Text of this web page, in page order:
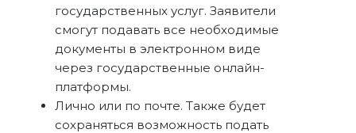
государственных услуг. Заявители
смогут подавать все необходимые
документы в электронном виде
через государственные онлайн-
платформы.
Лично или по почте. Также будет
сохраняться возможность подать